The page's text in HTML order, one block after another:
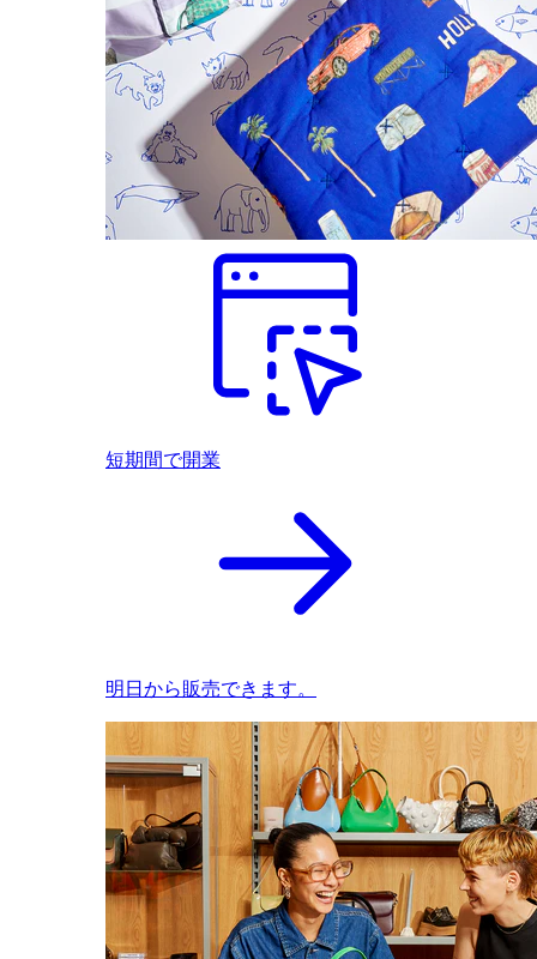
短期間で開業
明日から販売できます。